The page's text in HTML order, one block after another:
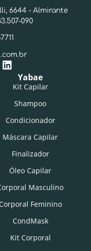
6644 - Almirante
090
Yabae
Kit Capilar
Shampoo
Condicionador
Máscara Capilar
Finalizador
Óleo Capilar
Masculino
Corporal Feminino
CondMask
Kit Corporal